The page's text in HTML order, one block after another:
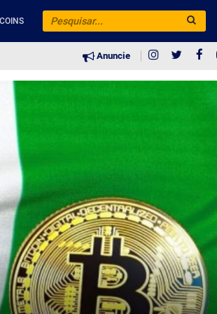
Anuncie